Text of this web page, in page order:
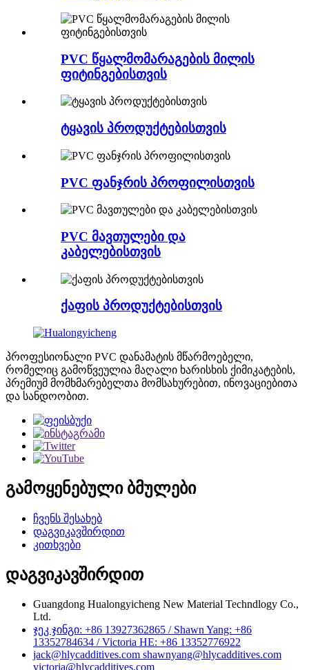
PVC წყალმომარაგების მილის
ფიტინგებისთვის
ტყავის პროდუქტებისთვის
PVC ფანჯრის პროფილისთვის
PVC მავთულები და
კაბელებისთვის
ქაფის პროდუქტებისთვის
პროფესიონალი PVC დანამატის მწარმოებელი,
რომელიც გამოწვეულია მაღალი ხარისხის ქიმიკატების,
პრემიუმ მომხმარებელთა მომსახურებით, ინოვაციებითა
და სანდოობით.
გამოყენებული ბმულები
ჩვენს შესახებ
დაგვიკავშირდით
კითხვები
დაგვიკავშირდით
Guangdong Hualongyicheng New Material Techndlogy Co.,
Ltd.
ჯეკ ჯინგი: +86 13927362865 / Shawn Yang: +86
13352784634 / Victoria HE: +86 13352776922
jack@hlycadditives.com shawnyang@hlycadditives.com
victoria@hlycadditives.com